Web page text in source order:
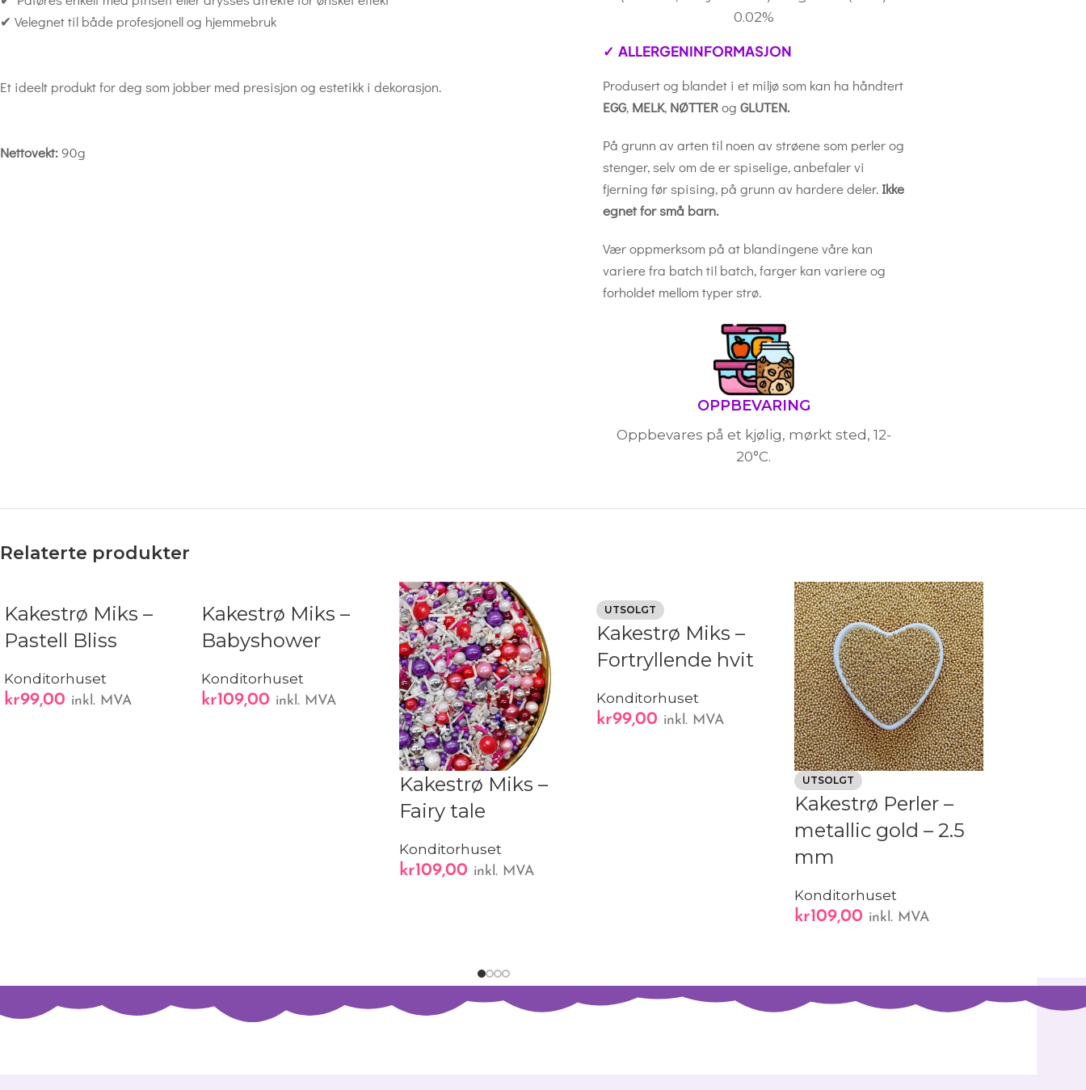
✔ Velegnet til både profesjonell og hjemmebruk
Et ideelt produkt for deg som jobber med presisjon og estetikk i dekorasjon.
Nettovekt:90g
0.02%
✓ ALLERGENINFORMASJON
Produsert og blandet i et miljø som kan ha håndtert
EGG, MELK, NØTTERog GLUTEN.
På grunn av arten til noen av strøene som perler og
stenger, selv om de er spiselige, anbefaler vi
fjerning før spising, på grunn av hardere deler. Ikke
egnet for små barn.
Vær oppmerksom på at blandingene våre kan
variere fra batch til batch, farger kan variere og
forholdet mellom typer strø.
OPPBEVARING
Oppbevares på et kjølig, mørkt sted, 12-
20°C.
Relaterte produkter
Kakestrø Miks –
Pastell Bliss
Konditorhuset
kr99,00 inkl. MVA
Kakestrø Miks –
Babyshower
Konditorhuset
kr109,00 inkl. MVA
Kakestrø Miks –
Fairy tale
Konditorhuset
kr109,00 inkl. MVA
UTSOLGT
Kakestrø Miks –
Fortryllende hvit
Konditorhuset
kr99,00 inkl. MVA
UTSOLGT
Kakestrø Perler –
metallic gold – 2.5
mm
Konditorhuset
kr109,00 inkl. MVA